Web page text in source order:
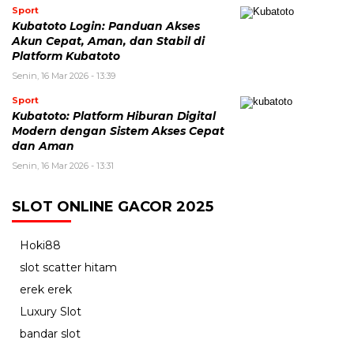
Sport
Kubatoto Login: Panduan Akses
Akun Cepat, Aman, dan Stabil di
Platform Kubatoto
Senin, 16 Mar 2026 - 13:39
Sport
Kubatoto: Platform Hiburan Digital
Modern dengan Sistem Akses Cepat
dan Aman
Senin, 16 Mar 2026 - 13:31
SLOT ONLINE GACOR 2025
Hoki88
slot scatter hitam
erek erek
Luxury Slot
bandar slot